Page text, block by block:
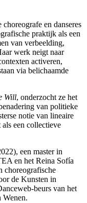
en danseres
praktijk als een
van verbeelding,
werk neigt naar
activeren,
via belichaamde
Will, onderzocht ze het
van politieke
notie van lineaire
een collectieve
een master in
en het Reina Sofía
choreografische
de Kunsten in
beurs van het
Wenen.